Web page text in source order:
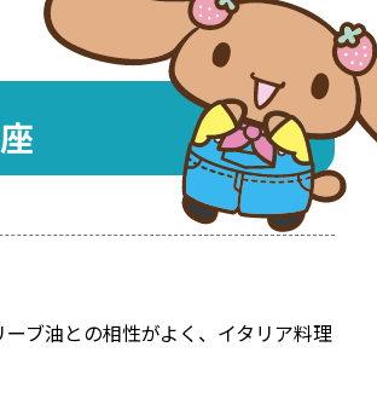
ブ油との相性がよく、イタリア料理